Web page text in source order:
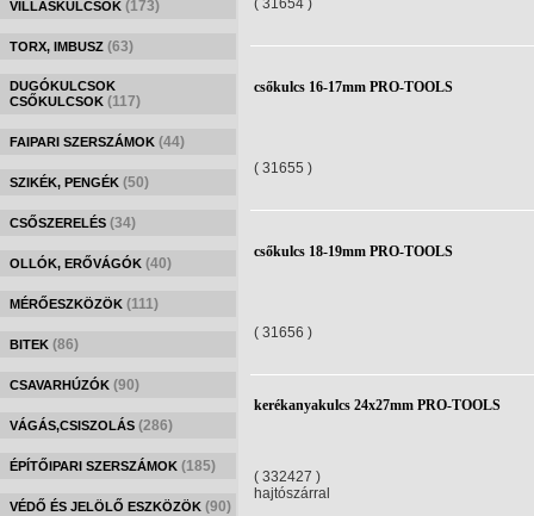
VILLÁSKULCSOK (173)
TORX, IMBUSZ (63)
DUGÓKULCSOK
CSŐKULCSOK (117)
FAIPARI SZERSZÁMOK (44)
SZIKÉK, PENGÉK (50)
CSŐSZERELÉS (34)
OLLÓK, ERŐVÁGÓK (40)
MÉRŐESZKÖZÖK (111)
BITEK (86)
CSAVARHÚZÓK (90)
VÁGÁS,CSISZOLÁS (286)
ÉPÍTŐIPARI SZERSZÁMOK (185)
VÉDŐ ÉS JELÖLŐ ESZKÖZÖK (90)
( 31654 )
csőkulcs 16-17mm PRO-TOOLS
( 31655 )
csőkulcs 18-19mm PRO-TOOLS
( 31656 )
kerékanyakulcs 24x27mm PRO-TOOLS
( 332427 )
hajtószárral